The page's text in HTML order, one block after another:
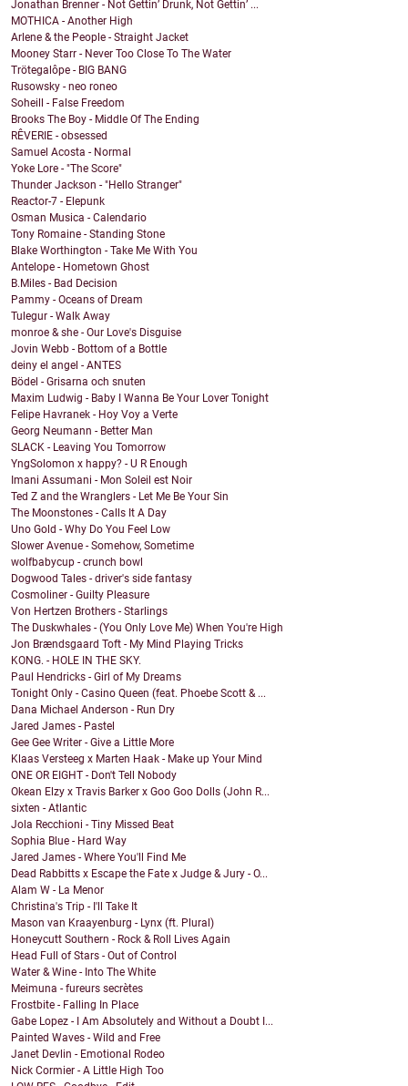
Jonathan Brenner - Not Gettin’ Drunk, Not Gettin’ ...
MOTHICA - Another High
Arlene & the People - Straight Jacket
Mooney Starr - Never Too Close To The Water
Trötegalôpe - BIG BANG
Rusowsky - neo roneo
Soheill - False Freedom
Brooks The Boy - Middle Of The Ending
RÊVERIE - obsessed
Samuel Acosta - Normal
Yoke Lore - "The Score"
Thunder Jackson - "Hello Stranger"
Reactor-7 - Elepunk
Osman Musica - Calendario
Tony Romaine - Standing Stone
Blake Worthington - Take Me With You
Antelope - Hometown Ghost
B.Miles - Bad Decision
Pammy - Oceans of Dream
Tulegur - Walk Away
monroe & she - Our Love's Disguise
Jovin Webb - Bottom of a Bottle
deiny el angel - ANTES
Bödel - Grisarna och snuten
Maxim Ludwig - Baby I Wanna Be Your Lover Tonight
Felipe Havranek - Hoy Voy a Verte
Georg Neumann - Better Man
SLACK - Leaving You Tomorrow
YngSolomon x happy? - U R Enough
Imani Assumani - Mon Soleil est Noir
Ted Z and the Wranglers - Let Me Be Your Sin
The Moonstones - Calls It A Day
Uno Gold - Why Do You Feel Low
Slower Avenue - Somehow, Sometime
wolfbabycup - crunch bowl
Dogwood Tales - driver's side fantasy
Cosmoliner - Guilty Pleasure
Von Hertzen Brothers - Starlings
The Duskwhales - (You Only Love Me) When You're High
Jon Brændsgaard Toft - My Mind Playing Tricks
KONG. - HOLE IN THE SKY.
Paul Hendricks - Girl of My Dreams
Tonight Only - Casino Queen (feat. Phoebe Scott & ...
Dana Michael Anderson - Run Dry
Jared James - Pastel
Gee Gee Writer - Give a Little More
Klaas Versteeg x Marten Haak - Make up Your Mind
ONE OR EIGHT - Don't Tell Nobody
Okean Elzy x Travis Barker x Goo Goo Dolls (John R...
sixten - Atlantic
Jola Recchioni - Tiny Missed Beat
Sophia Blue - Hard Way
Jared James - Where You'll Find Me
Dead Rabbitts x Escape the Fate x Judge & Jury - O...
Alam W - La Menor
Christina's Trip - I'll Take It
Mason van Kraayenburg - Lynx (ft. Plural)
Honeycutt Southern - Rock & Roll Lives Again
Head Full of Stars - Out of Control
Water & Wine - Into The White
Meimuna - fureurs secrètes
Frostbite - Falling In Place
Gabe Lopez - I Am Absolutely and Without a Doubt I...
Painted Waves - Wild and Free
Janet Devlin - Emotional Rodeo
Nick Cormier - A Little High Too